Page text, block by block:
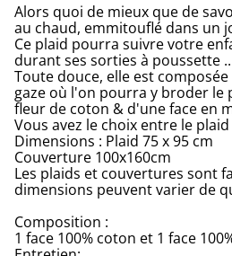
Alors quoi de mieux que de
au chaud, emmitouflé dans un
Ce plaid pourra suivre votre
durant ses sorties à poussette
Toute douce, elle est
gaze où l'on pourra y broder le
fleur de coton & d'une face en
Vous avez le choix entre le
Dimensions : Plaid 75 x 95 cm
Couverture 100x160cm
Les plaids et couvertures sont
dimensions peuvent varier de
Composition :
1 face 100% coton et 1 face